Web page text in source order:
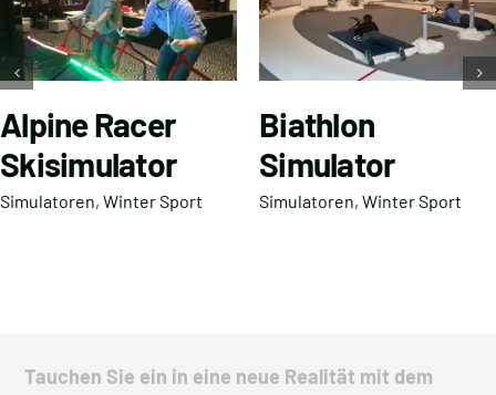
Alpine Racer
Skisimulator
Simulatoren, Winter Sport
Biathlon
Simulator
Simulatoren, Winter Sport
Tauchen Sie ein in eine neue Realität mit dem